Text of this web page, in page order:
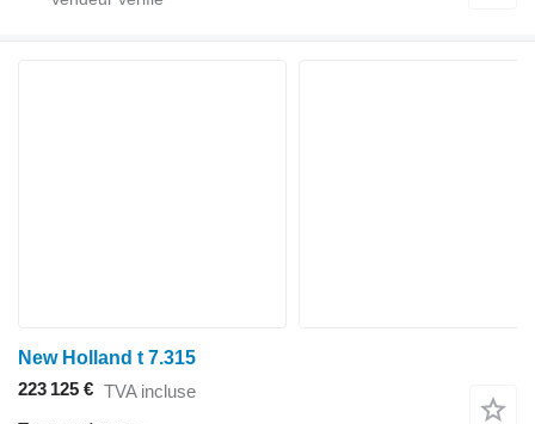
New Holland t 7.315
223 125 € TVA incluse